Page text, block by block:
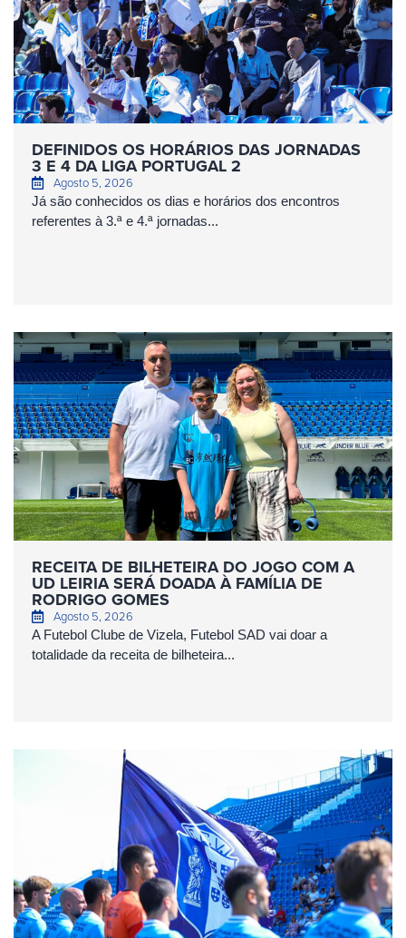
DEFINIDOS OS HORÁRIOS DAS JORNADAS
3 E 4 DA LIGA PORTUGAL 2
Agosto 5, 2026
Já são conhecidos os dias e horários dos encontros
referentes à 3.ª e 4.ª jornadas...
RECEITA DE BILHETEIRA DO JOGO COM A
UD LEIRIA SERÁ DOADA À FAMÍLIA DE
RODRIGO GOMES
Agosto 5, 2026
A Futebol Clube de Vizela, Futebol SAD vai doar a
totalidade da receita de bilheteira...